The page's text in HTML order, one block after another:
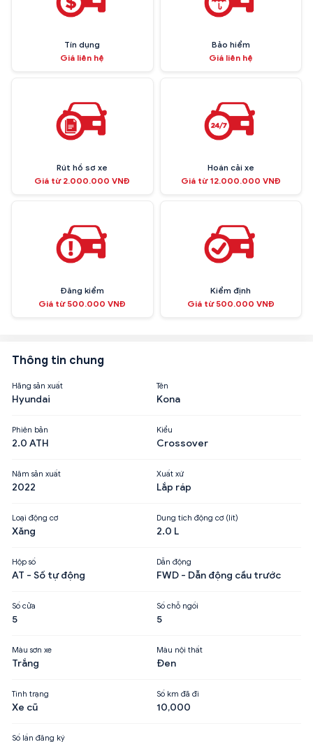
Tín dụng
Giá liên hệ
Bảo hiểm
Giá liên hệ
Rút hồ sơ xe
Giá từ 2.000.000 VNĐ
Hoán cải xe
Giá từ 12.000.000 VNĐ
Đăng kiểm
Giá từ 500.000 VNĐ
Kiểm định
Giá từ 500.000 VNĐ
Thông tin chung
Hãng sản xuất
Hyundai
Tên
Kona
Phiên bản
2.0 ATH
Kiểu
Crossover
Năm sản xuất
2022
Xuất xứ
Lắp ráp
Loại động cơ
Xăng
Dung tích động cơ (lít)
2.0 L
Hộp số
AT - Số tự động
Dẫn động
FWD - Dẫn động cầu trước
Số cửa
5
Số chỗ ngồi
5
Màu sơn xe
Trắng
Màu nội thất
Đen
Tình trạng
Xe cũ
Số km đã đi
10,000
Số lần đăng ký